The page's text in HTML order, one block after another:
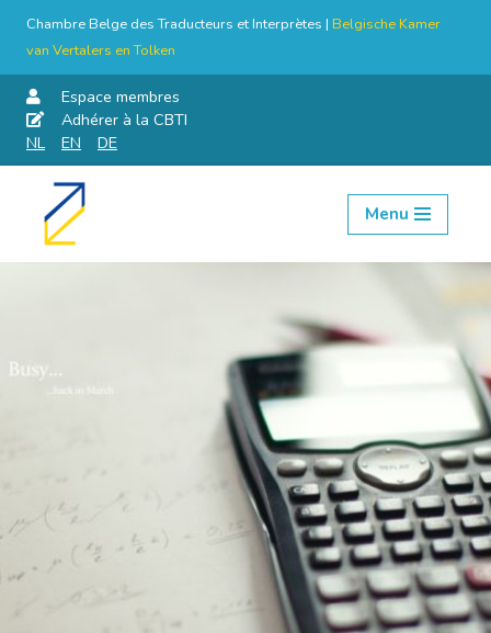
Chambre Belge des Traducteurs et Interprètes | Belgische Kamer
van Vertalers en Tolken
Espace membres
Adhérer à la CBTI
NL
EN DE
Aller
Menu